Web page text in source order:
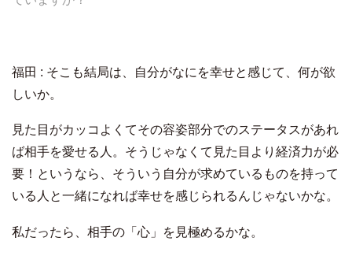
福田 : そこも結局は、自分がなにを幸せと感じて、何が欲
しいか。
見た目がカッコよくてその容姿部分でのステータスがあれ
ば相手を愛せる人。そうじゃなくて見た目より経済力が必
要！というなら、そういう自分が求めているものを持って
いる人と一緒になれば幸せを感じられるんじゃないかな。
私だったら、相手の「心」を見極めるかな。